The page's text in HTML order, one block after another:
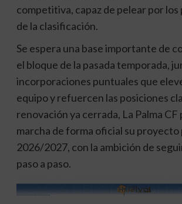
competitiva, capaz de pelear por
de la clasificación.
Se espera una base importante de
el bloque de la pasada temporada,
incorporaciones puntuales que
equipo y refuercen las posiciones
renovación ya cerrada, La Palma CF
marcha de forma oficial su proyecto
2026/2027, con la ambición de
paso a paso.